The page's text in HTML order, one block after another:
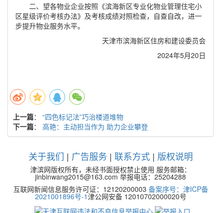
二、望各物业企业按照《滨海新区专业化物业管理住宅小
区星级评价考核办法》及考核成绩对照检查，自查自改，进一
步提升物业服务水平。
天津市滨海新区住房和建设委员会
2024年5月20日
上一篇： “四色标记法”巧治楼道堆物
下一篇： 高艳：主动担当作为 助力企业攀登
关于我们 | 广告服务 | 联系方式| 版权说明
津滨网版权所有，未经书面授权禁止使用 服务邮箱：
jinbinwang2015@163.com 举报电话：25204288
互联网新闻信息服务许可证：12120200003 备案序号：津ICP备
2021001896号-1津公网安备 12010702000020号